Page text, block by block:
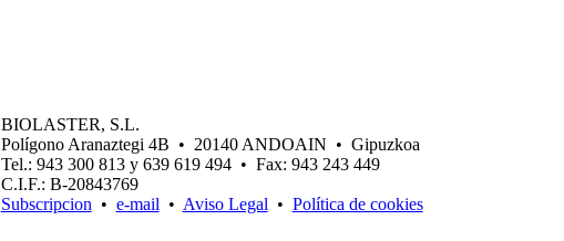
BIOLASTER, S.L.
Polígono Aranaztegi 4B • 20140 ANDOAIN • Gipuzkoa
Tel.: 943 300 813 y 639 619 494 • Fax: 943 243 449
C.I.F.: B-20843769
Subscripcion • e-mail • Aviso Legal • Política de cookies